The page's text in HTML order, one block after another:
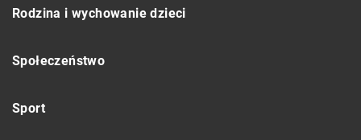
Rodzina i wychowanie dzieci
Społeczeństwo
Sport